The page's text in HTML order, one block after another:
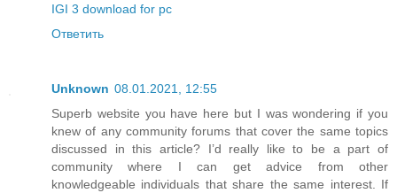
IGI 3 download for pc
Ответить
Unknown 08.01.2021, 12:55
Superb website you have here but I was wondering if you
knew of any community forums that cover the same topics
discussed in this article? I’d really like to be a part of
community where I can get advice from other
knowledgeable individuals that share the same interest. If